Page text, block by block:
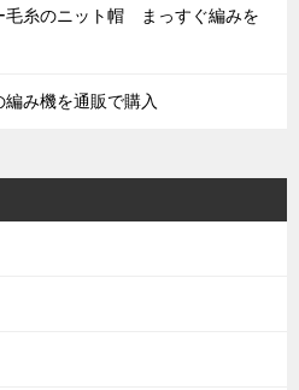
毛糸のニット帽 まっすぐ編みを
み機を通販で購入